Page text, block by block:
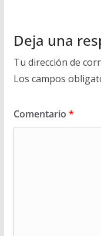
Deja una
Tu dirección de
Los campos
Comentario *